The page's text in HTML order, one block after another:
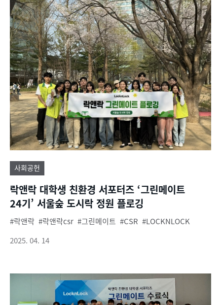
사회공헌
락앤락 대학생 친환경 서포터즈 ‘그린메이트
24기’ 서울숲 도시락 정원 플로깅
락앤락 락앤락csr 그린메이트 CSR
LOCKNLOCK
2025. 04. 14